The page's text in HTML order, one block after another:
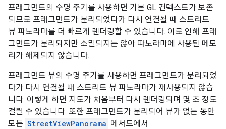
프래그먼트의 수명 주기를 사용하면 기본 GL 컨텍스트가 보존
되므로 프래그먼트가 분리되었다가 다시 연결될 때 스트리트
뷰 파노라마를 더 빠르게 렌더링할 수 있습니다. 이로 인해 프래
그먼트가 분리되지만 소멸되지는 않아 파노라마에 사용된 메모
리가 해제되지 않습니다.
프래그먼트 뷰의 수명 주기를 사용하면 프래그먼트가 분리되었
다가 다시 연결될 때 스트리트 뷰 파노라마가 재사용되지 않습
니다. 이렇게 하면 지도가 처음부터 다시 렌더링되며 몇 초 정도
걸릴 수 있습니다. 또한 프래그먼트가 분리되어 뷰가 없는 동안
모든 StreetViewPanorama 메서드에서